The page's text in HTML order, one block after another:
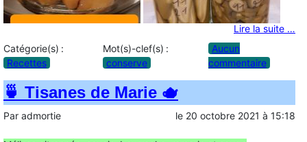
Lire la suite …
Catégorie(s) :
Recettes
Mot(s)-clef(s) :
conserve
Aucun
commentaire
🍵 Tisanes de Marie 🫖
Par admortie le 20 octobre 2021 à 15:18